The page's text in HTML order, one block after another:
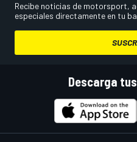
Recibe noticias de motorsport,
especiales directamente en tu
Descarga